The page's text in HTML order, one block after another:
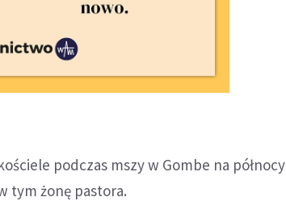
podczas mszy w Gombe na północy
tym żonę pastora.